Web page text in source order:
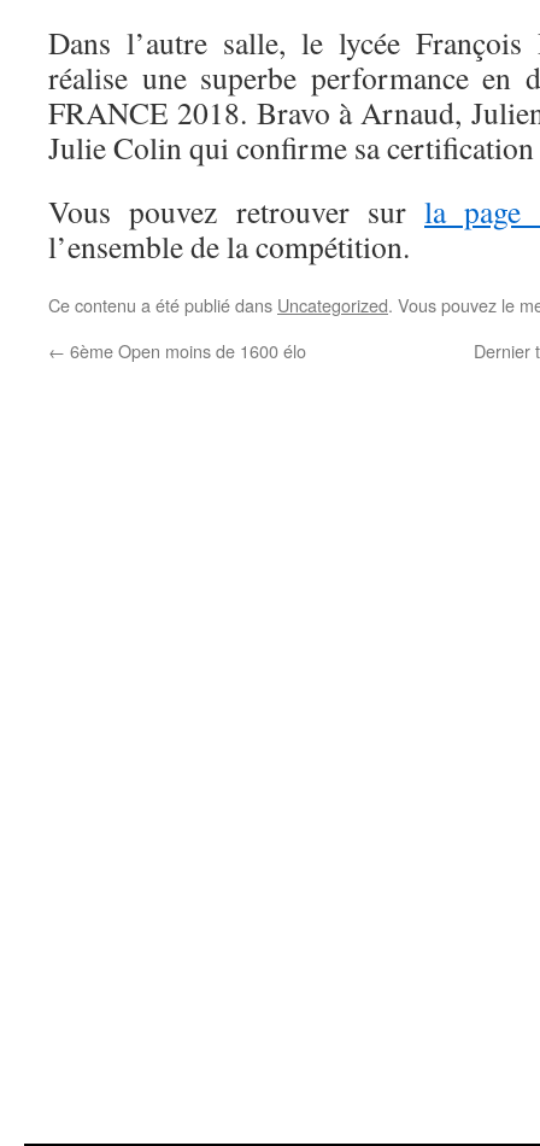
Dans l’autre salle, le lycée
réalise une superbe performance en
FRANCE 2018. Bravo à Arnaud,
Julie Colin qui confirme sa
Vous pouvez retrouver sur la page
l’ensemble de la compétition.
Ce contenu a été publié dans Uncategorized. Vous pouvez le
← 6ème Open moins de 1600 élo Dernier